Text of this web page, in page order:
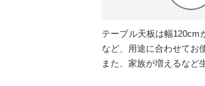
テーブル天板は幅120cm
など、用途に合わせてお
また、家族が増えるなど